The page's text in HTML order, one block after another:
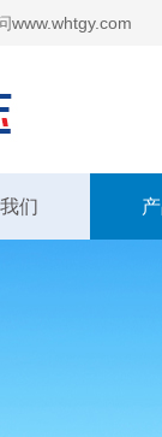
www.whtgy.com
们